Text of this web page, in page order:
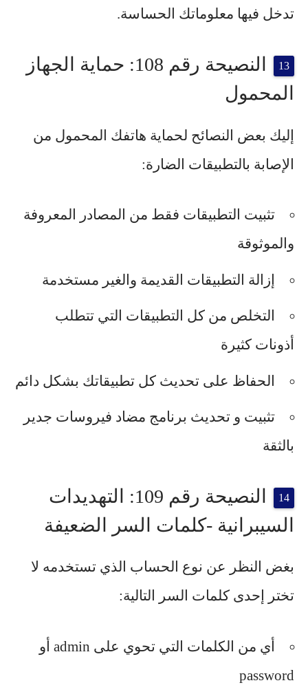
تدخل فيها معلوماتك الحساسة.
النصيحة رقم 108: حماية الجهاز
المحمول
إليك بعض النصائح لحماية هاتفك المحمول من
الإصابة بالتطبيقات الضارة:
تثبيت التطبيقات فقط من المصادر المعروفة
والموثوقة
إزالة التطبيقات القديمة والغير مستخدمة
التخلص من كل التطبيقات التي تتطلب
أذونات كثيرة
الحفاظ على تحديث كل تطبيقاتك بشكل دائم
تثبيت و تحديث برنامج مضاد فيروسات جدير
بالثقة
النصيحة رقم 109: التهديدات
السيبرانية -كلمات السر الضعيفة
بغض النظر عن نوع الحساب الذي تستخدمه لا
تختر إحدى كلمات السر التالية:
أي من الكلمات التي تحوي على admin أو
password